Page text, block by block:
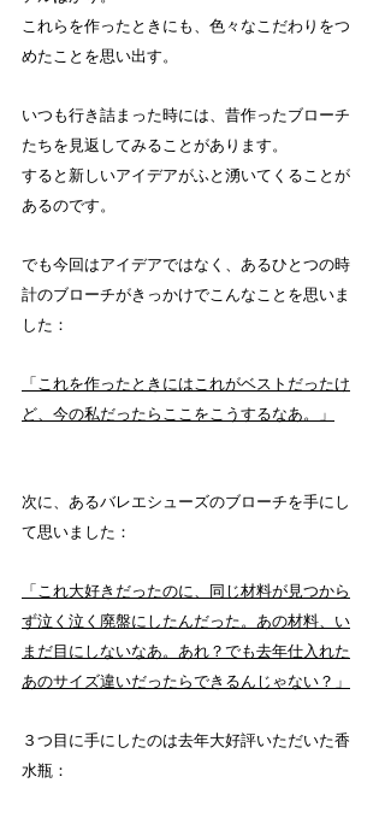
これらを作ったときにも、色々なこだわりをつ
めたことを思い出す。
いつも行き詰まった時には、昔作ったブローチ
たちを見返してみることがあります。
すると新しいアイデアがふと湧いてくることが
あるのです。
でも今回はアイデアではなく、あるひとつの時
計のブローチがきっかけでこんなことを思いま
した：
「これを作ったときにはこれがベストだったけ
ど、今の私だったらここをこうするなあ。」
次に、あるバレエシューズのブローチを手にし
て思いました：
「これ大好きだったのに、同じ材料が見つから
ず泣く泣く廃盤にしたんだった。あの材料、い
まだ目にしないなあ。あれ？でも去年仕入れた
あのサイズ違いだったらできるんじゃない？」
３つ目に手にしたのは去年大好評いただいた香
水瓶：